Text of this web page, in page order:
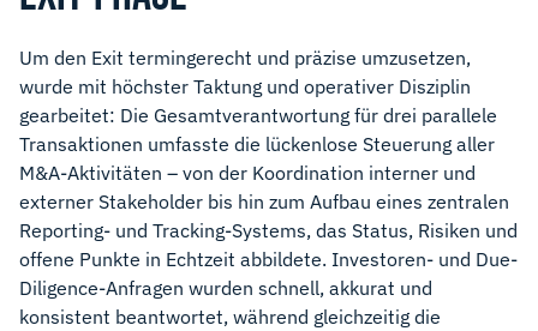
Um den Exit termingerecht und präzise umzusetzen,
wurde mit höchster Taktung und operativer Disziplin
gearbeitet: Die Gesamtverantwortung für drei parallele
Transaktionen umfasste die lückenlose Steuerung aller
M&A-Aktivitäten – von der Koordination interner und
externer Stakeholder bis hin zum Aufbau eines zentralen
Reporting- und Tracking-Systems, das Status, Risiken und
offene Punkte in Echtzeit abbildete. Investoren- und Due-
Diligence-Anfragen wurden schnell, akkurat und
konsistent beantwortet, während gleichzeitig die